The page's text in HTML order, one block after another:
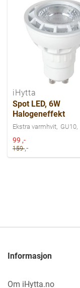
iHytta
Spot LED, 6W
Halogeneffekt
Ekstra varmhvit GU10
Spesialpris
99 ,-
159,-
Informasjon
Om iHytta.no